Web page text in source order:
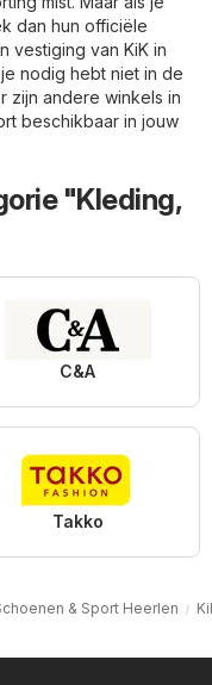
dan hun officiële
vestiging van KiK in
nodig hebt niet in de
zijn andere winkels in
beschikbaar in jouw
"Kleding,
C&A
Takko
& Sport Heerlen